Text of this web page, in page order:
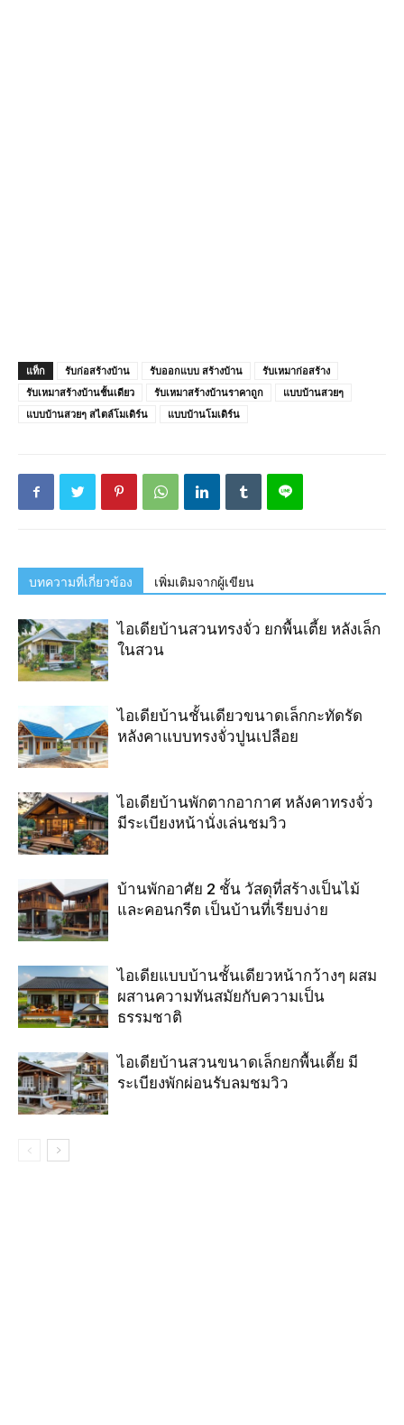
แท็ก รับก่อสร้างบ้าน รับออกแบบ สร้างบ้าน
รับเหมาก่อสร้าง
รับเหมาสร้างบ้านชั้นเดียว
รับเหมาสร้างบ้านราคาถูก
แบบบ้านสวยๆ
แบบบ้านสวยๆ สไตล์โมเดิร์น
แบบบ้านโมเดิร์น
บทความที่เกี่ยวข้อง เพิ่มเติมจากผู้เขียน
ไอเดียบ้านสวนทรงจั่ว ยกพื้นเตี้ย หลังเล็ก
ในสวน
ไอเดียบ้านชั้นเดียวขนาดเล็กกะทัดรัด
หลังคาแบบทรงจั่วปูนเปลือย
ไอเดียบ้านพักตากอากาศ หลังคาทรงจั่ว
มีระเบียงหน้านั่งเล่นชมวิว
บ้านพักอาศัย 2 ชั้น วัสดุที่สร้างเป็นไม้
และคอนกรีต เป็นบ้านที่เรียบง่าย
ไอเดียแบบบ้านชั้นเดียวหน้ากว้างๆ ผสม
ผสานความทันสมัยกับความเป็น
ธรรมชาติ
ไอเดียบ้านสวนขนาดเล็กยกพื้นเตี้ย มี
ระเบียงพักผ่อนรับลมชมวิว